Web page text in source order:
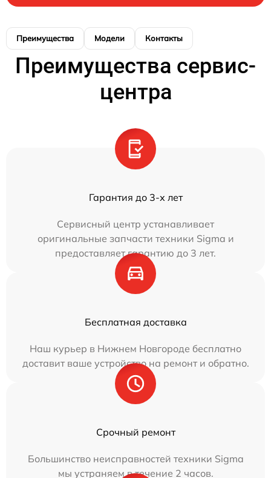
Преимущества Модели Контакты
Преимущества сервис-
центра
Гарантия до 3-х лет
Сервисный центр устанавливает
оригинальные запчасти техники Sigma и
предоставляет гарантию до 3 лет.
Бесплатная доставка
Наш курьер в Нижнем Новгороде бесплатно
доставит ваше устройство на ремонт и обратно.
Срочный ремонт
Большинство неисправностей техники Sigma
мы устраняем в течение 2 часов.